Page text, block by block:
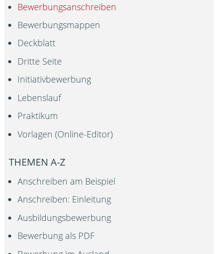
Bewerbungsanschreiben
Bewerbungsmappen
Deckblatt
Dritte Seite
Initiativbewerbung
Lebenslauf
Praktikum
Vorlagen (Online-Editor)
THEMEN A-Z
Anschreiben am Beispiel
Anschreiben: Einleitung
Ausbildungsbewerbung
Bewerbung als PDF